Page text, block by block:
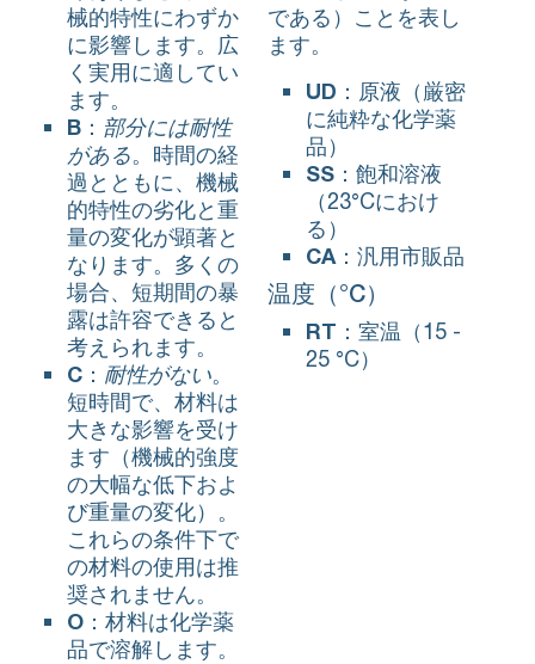
械的特性にわずか
に影響します。広
く実用に適してい
ます。
B ： 部分には耐性
がある。時間の経
過とともに、機械
的特性の劣化と重
量の変化が顕著と
なります。多くの
場合、短期間の暴
露は許容できると
考えられます。
C ： 耐性がない。
短時間で、材料は
大きな影響を受け
ます（機械的強度
の大幅な低下およ
び重量の変化）。
これらの条件下で
の材料の使用は推
奨されません。
O ：材料は化学薬
品で溶解します。
である）ことを表し
ます。
UD ：原液（厳密
に純粋な化学薬
品）
SS ：飽和溶液
（23°Cにおけ
る）
CA ：汎用市販品
温度（°C）
RT ：室温（15 -
25 °C）